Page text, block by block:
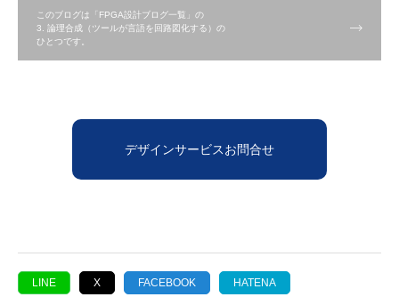
このブログは「FPGA設計ブログ一覧」の
3. 論理合成（ツールが言語を回路図化する）の
ひとつです。
デザインサービスお問合せ
LINE X FACEBOOK HATENA